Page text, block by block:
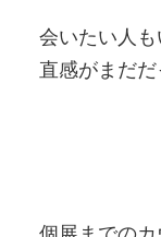
会いたい人
直感がまだだ